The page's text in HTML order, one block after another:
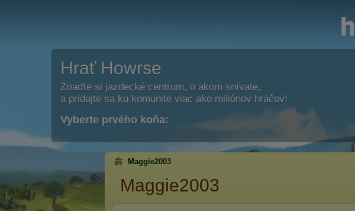
Hrať Howrse
Zriaďte si jazdecké centrum, o akom snívate,
a pridajte sa ku komunite viac ako miliónov hráčov!
Vyberte prvého koňa:
Maggie2003
Maggie2003